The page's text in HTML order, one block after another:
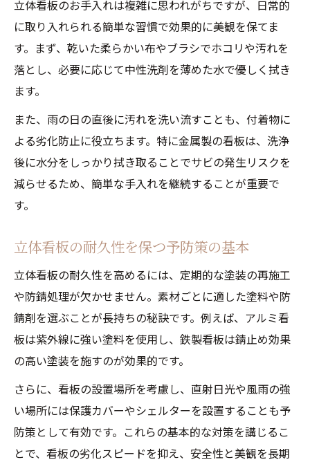
立体看板の早期補修で外観を長持ちさせる
定期清掃で立体看板の魅力を引き出す方法
立体看板の長寿命化に効く実践テクニック
立体看板の資産価値を守る日常管理のポイ
立体看板のお手入れは複雑に思われがちですが、日常的
に取り入れられる簡単な習慣で効果的に美観を保てま
す。まず、乾いた柔らかい布やブラシでホコリや汚れを
落とし、必要に応じて中性洗剤を薄めた水で優しく拭き
ます。
また、雨の日の直後に汚れを洗い流すことも、付着物に
よる劣化防止に役立ちます。特に金属製の看板は、洗浄
後に水分をしっかり拭き取ることでサビの発生リスクを
減らせるため、簡単な手入れを継続することが重要で
す。
立体看板の耐久性を保つ予防策の基本
立体看板の耐久性を高めるには、定期的な塗装の再施工
や防錆処理が欠かせません。素材ごとに適した塗料や防
錆剤を選ぶことが長持ちの秘訣です。例えば、アルミ看
板は紫外線に強い塗料を使用し、鉄製看板は錆止め効果
の高い塗装を施すのが効果的です。
さらに、看板の設置場所を考慮し、直射日光や風雨の強
い場所には保護カバーやシェルターを設置することも予
防策として有効です。これらの基本的な対策を講じるこ
とで、看板の劣化スピードを抑え、安全性と美観を長期